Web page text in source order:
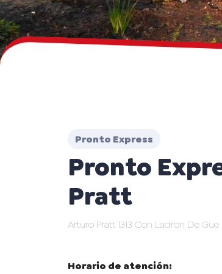
Pronto Express
Pronto
Pratt
Arturo Pratt 1313 Con Ladron De Gue
Horario de atención: